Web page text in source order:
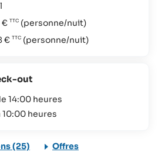
€
(personne/nuit)
€ (personne/nuit)
out
14:00 heures
heures
(25) Offres